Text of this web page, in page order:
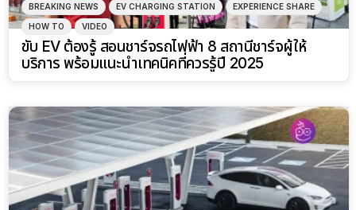
BREAKING NEWS EV CHARGING STATION EXPERIENCE SHARE
HOW TO VIDEO
ขับ EV ต้องรู้ สอนชาร์จรถไฟฟ้า 8 สถานีชาร์จผู้ให้
บริการ พร้อมแนะนำเทคนิคที่ควรรู้ปี 2025